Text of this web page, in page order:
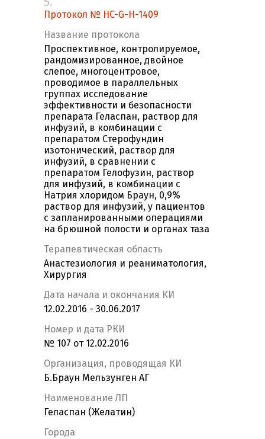
Протокол № HC-G-H-1409
Название протокола
Проспективное, контролируемое,
рандомизированное, двойное
слепое, многоцентровое,
проводимое в параллельных
группах исследование
эффективности и безопасности
препарата Геласпан, раствор для
инфузий, в комбинации с
препаратом Стерофундин
изотонический, раствор для
инфузий, в сравнении с
препаратом Гелофузин, раствор
для инфузий, в комбинации с
Натрия хлоридом Браун, 0,9%
раствор для инфузий, у пациентов
с запланированными операциями
на брюшной полости и органах таза
Терапевтическая область
Анастезиология и реаниматология,
Хирургия
Дата начала и окончания КИ
12.02.2016 - 30.06.2017
Номер и дата РКИ
№ 107 от 12.02.2016
Организация, проводящая КИ
Б.Браун Мельзунген АГ
Наименование ЛП
Геласпан (Желатин)
Города